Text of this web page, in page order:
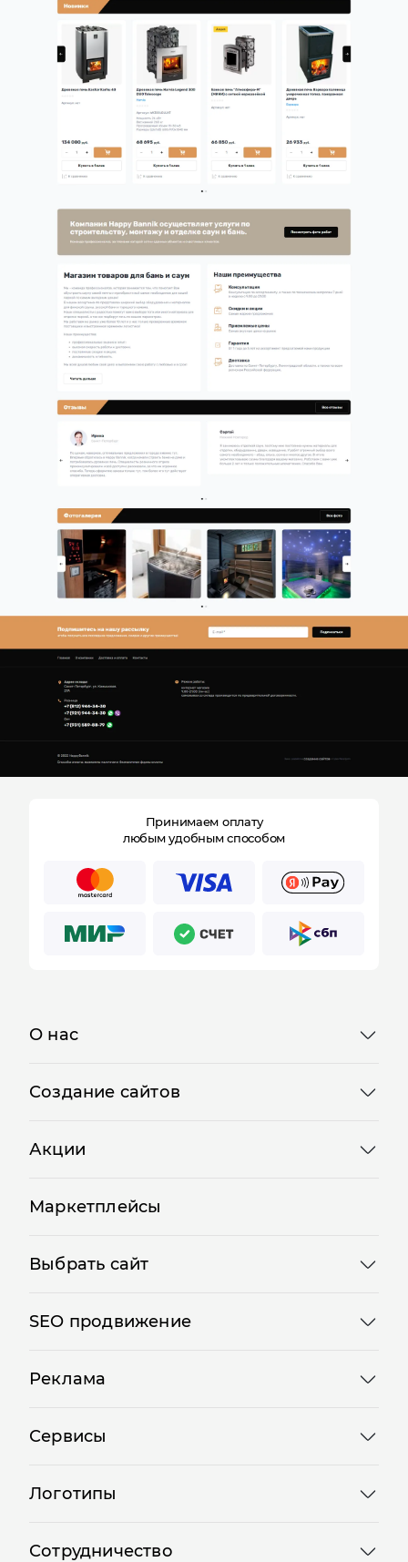
Хочу похожий сайт
Принимаем оплату
любым удобным способом
О нас
Создание сайтов
Акции
Маркетплейсы
Выбрать сайт
SEO продвижение
Реклама
Сервисы
Логотипы
Сотрудничество
Отправляя форму, Вы принимаете
политику